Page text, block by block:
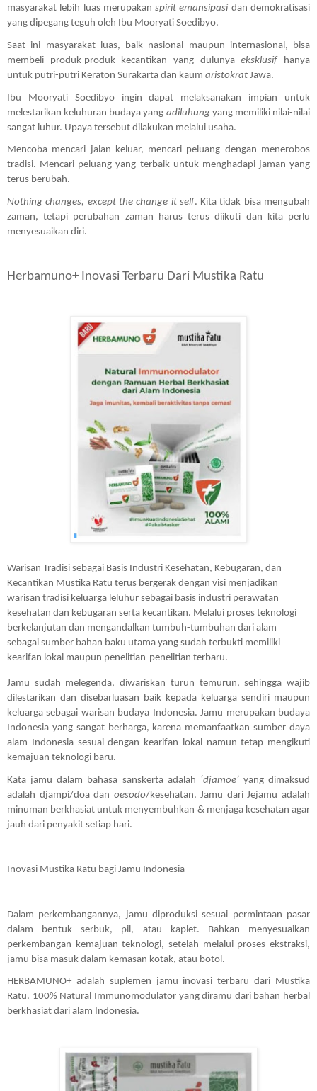
masyarakat lebih luas merupakan spirit emansipasi dan demokratisasi
yang dipegang teguh oleh Ibu Mooryati Soedibyo.
Saat ini masyarakat luas, baik nasional maupun internasional, bisa
membeli produk-produk kecantikan yang dulunya eksklusif hanya
untuk putri-putri Keraton Surakarta dan kaum aristokrat Jawa.
Ibu Mooryati Soedibyo ingin dapat melaksanakan impian untuk
melestarikan keluhuran budaya yang adiluhung yang memiliki nilai-nilai
sangat luhur. Upaya tersebut dilakukan melalui usaha.
Mencoba mencari jalan keluar, mencari peluang dengan menerobos
tradisi. Mencari peluang yang terbaik untuk menghadapi jaman yang
terus berubah.
Nothing changes, except the change it self. Kita tidak bisa mengubah
zaman, tetapi perubahan zaman harus terus diikuti dan kita perlu
menyesuaikan diri.
Herbamuno+ Inovasi Terbaru Dari Mustika Ratu
Warisan Tradisi sebagai Basis Industri Kesehatan, Kebugaran, dan
Kecantikan Mustika Ratu terus bergerak dengan visi menjadikan
warisan tradisi keluarga leluhur sebagai basis industri perawatan
kesehatan dan kebugaran serta kecantikan. Melalui proses teknologi
berkelanjutan dan mengandalkan tumbuh-tumbuhan dari alam
sebagai sumber bahan baku utama yang sudah terbukti memiliki
kearifan lokal maupun penelitian-penelitian terbaru.
Jamu sudah melegenda, diwariskan turun temurun, sehingga wajib
dilestarikan dan disebarluasan baik kepada keluarga sendiri maupun
keluarga sebagai warisan budaya Indonesia. Jamu merupakan budaya
Indonesia yang sangat berharga, karena memanfaatkan sumber daya
alam Indonesia sesuai dengan kearifan lokal namun tetap mengikuti
kemajuan teknologi baru.
Kata jamu dalam bahasa sanskerta adalah ‘djamoe’ yang dimaksud
adalah djampi/doa dan oesodo/kesehatan. Jamu dari Jejamu adalah
minuman berkhasiat untuk menyembuhkan & menjaga kesehatan agar
jauh dari penyakit setiap hari.
Inovasi Mustika Ratu bagi Jamu Indonesia
Dalam perkembangannya, jamu diproduksi sesuai permintaan pasar
dalam bentuk serbuk, pil, atau kaplet. Bahkan menyesuaikan
perkembangan kemajuan teknologi, setelah melalui proses ekstraksi,
jamu bisa masuk dalam kemasan kotak, atau botol.
HERBAMUNO+ adalah suplemen jamu inovasi terbaru dari Mustika
Ratu. 100% Natural Immunomodulator yang diramu dari bahan herbal
berkhasiat dari alam Indonesia.